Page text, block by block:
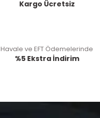
Kargo Ücretsiz
Havale ve EFT Ödemelerinde
%5 Ekstra İndirim